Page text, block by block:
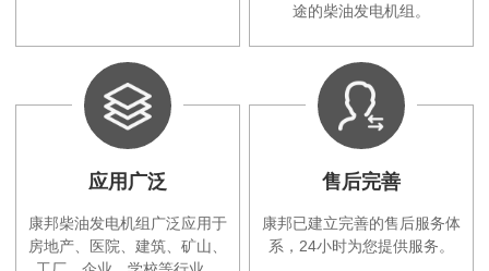
途的柴油发电机组。
应用广泛
康邦柴油发电机组广泛应用于
房地产、医院、建筑、矿山、
售后完善
康邦已建立完善的售后服务体
系，24小时为您提供服务。